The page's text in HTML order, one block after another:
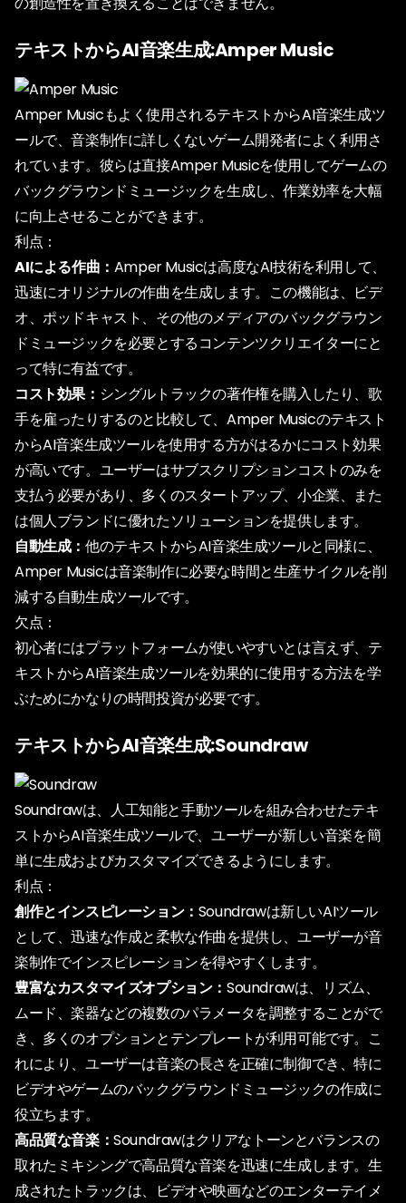
テキストからAI音楽生成:Amper Music
Amper Musicもよく使用されるテキストからAI音楽生成ツ
ールで、音楽制作に詳しくないゲーム開発者によく利用さ
れています。彼らは直接Amper Musicを使用してゲームの
バックグラウンドミュージックを生成し、作業効率を大幅
に向上させることができます。
利点：
AIによる作曲： Amper Musicは高度なAI技術を利用して、
迅速にオリジナルの作曲を生成します。この機能は、ビデ
オ、ポッドキャスト、その他のメディアのバックグラウン
ドミュージックを必要とするコンテンツクリエイターにと
って特に有益です。
コスト効果： シングルトラックの著作権を購入したり、歌
手を雇ったりするのと比較して、Amper Musicのテキスト
からAI音楽生成ツールを使用する方がはるかにコスト効果
が高いです。ユーザーはサブスクリプションコストのみを
支払う必要があり、多くのスタートアップ、小企業、また
は個人ブランドに優れたソリューションを提供します。
自動生成： 他のテキストからAI音楽生成ツールと同様に、
Amper Musicは音楽制作に必要な時間と生産サイクルを削
減する自動生成ツールです。
欠点：
初心者にはプラットフォームが使いやすいとは言えず、テ
キストからAI音楽生成ツールを効果的に使用する方法を学
ぶためにかなりの時間投資が必要です。
テキストからAI音楽生成:Soundraw
Soundrawは、人工知能と手動ツールを組み合わせたテキ
ストからAI音楽生成ツールで、ユーザーが新しい音楽を簡
単に生成およびカスタマイズできるようにします。
利点：
創作とインスピレーション： Soundrawは新しいAIツール
として、迅速な作成と柔軟な作曲を提供し、ユーザーが音
楽制作でインスピレーションを得やすくします。
豊富なカスタマイズオプション： Soundrawは、リズム、
ムード、楽器などの複数のパラメータを調整することがで
き、多くのオプションとテンプレートが利用可能です。こ
れにより、ユーザーは音楽の長さを正確に制御でき、特に
ビデオやゲームのバックグラウンドミュージックの作成に
役立ちます。
高品質な音楽：Soundrawはクリアなトーンとバランスの
取れたミキシングで高品質な音楽を迅速に生成します。生
成されたトラックは、ビデオや映画などのエンターテイメ